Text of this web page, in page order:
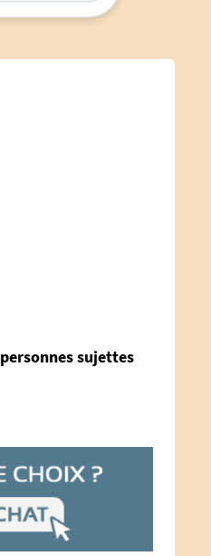
sujettes